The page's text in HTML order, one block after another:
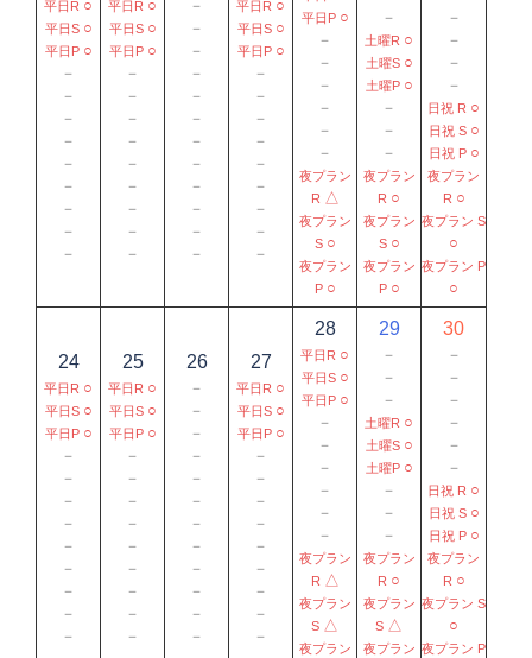
平日R ○
平日S ○
平日P ○
－
－
－
－
－
－
－
－
－
平日R ○
平日S ○
平日P ○
－
－
－
－
－
－
－
－
－
－
－
－
－
－
－
－
－
－
－
－
－
平日R ○
平日S ○
平日P ○
－
－
－
－
－
－
－
－
－
平日P ○
－
－
－
－
－
－
夜プラン
R △
夜プラン
S ○
夜プラン
P ○
－
土曜R ○
土曜S ○
土曜P ○
－
－
－
夜プラン
R ○
夜プラン
S ○
夜プラン
P ○
－
－
－
－
日祝 R ○
日祝 S ○
日祝 P ○
夜プラン
R ○
夜プラン S
○
夜プラン P
○
24
平日R ○
平日S ○
平日P ○
－
－
－
－
－
－
－
－
－
25
平日R ○
平日S ○
平日P ○
－
－
－
－
－
－
－
－
－
26
－
－
－
－
－
－
－
－
－
－
－
－
27
平日R ○
平日S ○
平日P ○
－
－
－
－
－
－
－
－
－
28
平日R ○
平日S ○
平日P ○
－
－
－
－
－
－
夜プラン
R △
夜プラン
S △
夜プラン
29
－
－
－
土曜R ○
土曜S ○
土曜P ○
－
－
－
夜プラン
R ○
夜プラン
S △
夜プラン
30
－
－
－
－
－
－
日祝 R ○
日祝 S ○
日祝 P ○
夜プラン
R ○
夜プラン S
○
夜プラン P